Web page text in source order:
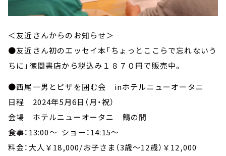
＜友近さんからのお知らせ＞
●友近さん初のエッセイ本「ちょっとここらで忘れないう
ちに」徳間書店から税込み１８７０円で販売中。
●西尾一男とピザを囲む会 inホテルニューオータニ
日程 2024年5月6日（月・祝）
会場 ホテルニューオータニ 鶴の間
食事：13:00～ ショー：14:15～
料金：大人￥18,000/お子さま（3歳～12歳）￥12,000